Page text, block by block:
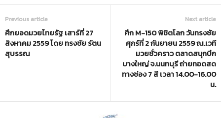
Previous article
ศึกยอดมวยไทยรัฐ เสาร์ที่ 27
สิงหาคม 2559 โดย ทรงชัย รัตน
สุบรรณ
Next article
ศึก M-150 พิชิตโลก วันทรงชัย
ศุกร์ที่ 2 กันยายน 2559 ณ.เวที
มวยชั่วคราว ตลาดสนุกบึก
บางใหญ่ จ.นนทบุรี ถ่ายทอดสด
ทางช่อง 7 สี เวลา 14.00-16.00
น.